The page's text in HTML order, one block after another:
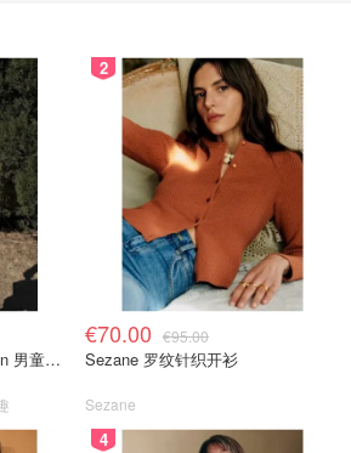
Ralph Lauren Ralph Lauren 男童亚麻衬衫
2
€70.00 €95.00
Sezane 罗纹针织开衫
Sezane
4